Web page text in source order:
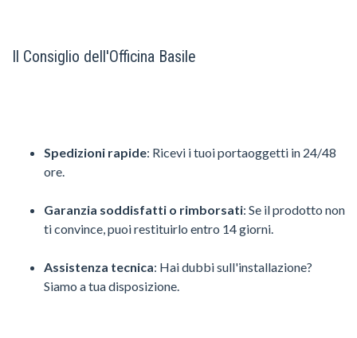
Il Consiglio dell'Officina Basile
Spedizioni rapide: Ricevi i tuoi portaoggetti in 24/48
ore.
Garanzia soddisfatti o rimborsati: Se il prodotto non
ti convince, puoi restituirlo entro 14 giorni.
Assistenza tecnica: Hai dubbi sull'installazione?
Siamo a tua disposizione.